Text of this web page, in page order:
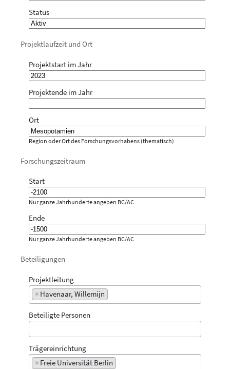
Status
Projektlaufzeit und Ort
Projektstart im Jahr
Projektende im Jahr
Ort
Region oder Ort des Forschungsvorhabens (thematisch)
Forschungszeitraum
Start
Nur ganze Jahrhunderte angeben BC/AC
Ende
Nur ganze Jahrhunderte angeben BC/AC
Beteiligungen
Projektleitung
× Havenaar, Willemijn
Beteiligte Personen
Trägereinrichtung
× Freie Universität Berlin